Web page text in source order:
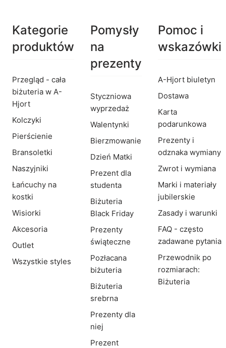
Kategorie
produktów
Przegląd - cała
biżuteria w A-
Hjort
Kolczyki
Pierścienie
Bransoletki
Naszyjniki
Łańcuchy na
kostki
Wisiorki
Akcesoria
Outlet
Wszystkie styles
Pomysły
na
prezenty
Styczniowa
wyprzedaż
Walentynki
Bierzmowanie
Dzień Matki
Prezent dla
studenta
Biżuteria
Black Friday
Prezenty
świąteczne
Pozłacana
biżuteria
Biżuteria
srebrna
Prezenty dla
niej
Prezent
Pomoc i
wskazówki
A-Hjort biuletyn
Dostawa
Karta
podarunkowa
Prezenty i
odznaka wymiany
Zwrot i wymiana
Marki i materiały
jubilerskie
Zasady i warunki
FAQ - często
zadawane pytania
Przewodnik po
rozmiarach:
Biżuteria